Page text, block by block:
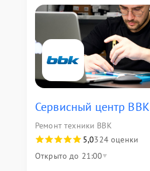
Сервисный центр BBK
Ремонт техники BBK
5,0324 оценки
Открыто до 21:00